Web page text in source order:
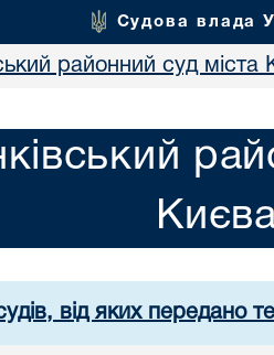
Судова влада
районний суд міста
від яких передано